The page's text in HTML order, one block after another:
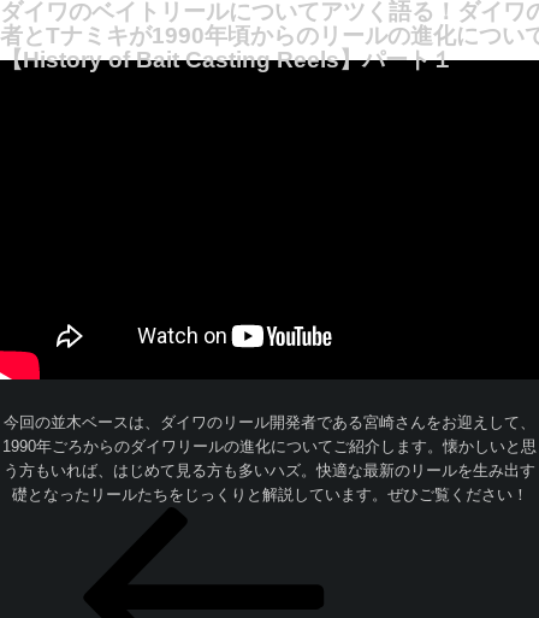
ダイワのベイトリールについてアツく語る！ダイワ
者とTナミキが1990年頃からのリールの進化につい
【History of Bait Casting Reels】パート１
今回の並木ベースは、ダイワのリール開発者である宮崎さんをお迎えして、
1990年ごろからのダイワリールの進化についてご紹介します。懐かしいと思
う方もいれば、はじめて見る方も多いハズ。快適な最新のリールを生み出す
礎となったリールたちをじっくりと解説しています。ぜひご覧ください！